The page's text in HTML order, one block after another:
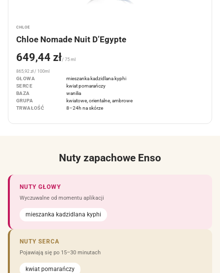
CHLOE
Chloe Nomade Nuit D’Egypte
649,44 zł/ 75 ml
865,92 zł / 100ml
GŁOWA
mieszanka kadzidlana kyphi
SERCE
kwiat pomarańczy
BAZA
wanilia
GRUPA
kwiatowe, orientalne, ambrowe
TRWAŁOŚĆ
8–24h na skórze
Nuty zapachowe Enso
NUTY GŁOWY
Wyczuwalne od momentu aplikacji
mieszanka kadzidlana kyphi
NUTY SERCA
Pojawiają się po 15–30 minutach
kwiat pomarańczy